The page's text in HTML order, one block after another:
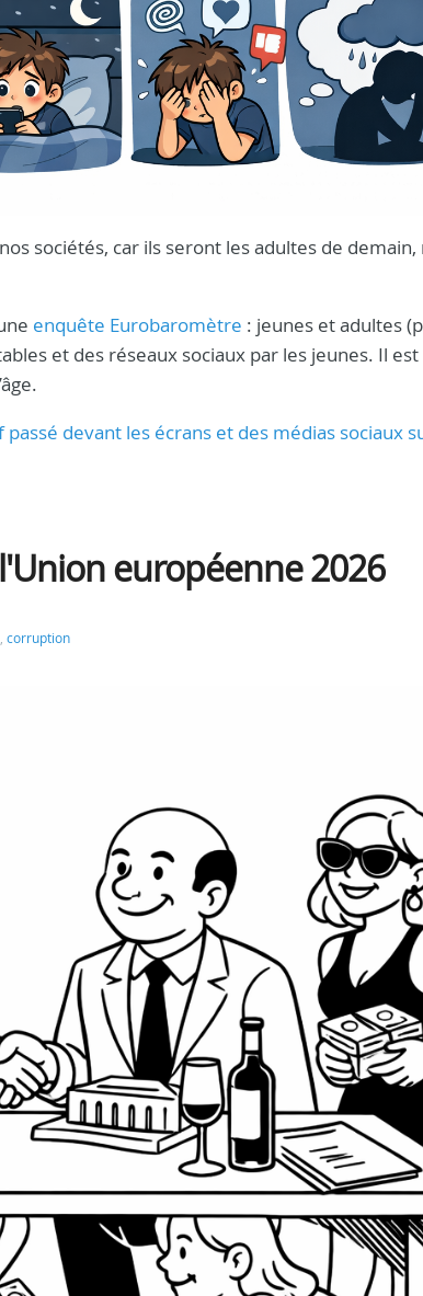
sociétés, car ils seront les adultes de
enquête Eurobaromètre : jeunes et adultes
et des réseaux sociaux par les jeunes. Il
devant les écrans et des médias sociaux
européenne 2026
, corruption